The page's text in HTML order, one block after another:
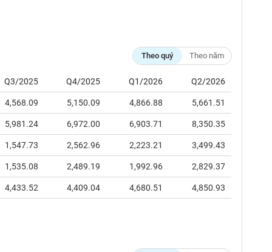
Theo quý Theo năm
Q3/2025 Q4/2025 Q1/2026 Q2/2026
4,568.09 5,150.09 4,866.88 5,661.51
5,981.24 6,972.00 6,903.71 8,350.35
1,547.73 2,562.96 2,223.21 3,499.43
1,535.08 2,489.19 1,992.96 2,829.37
4,433.52 4,409.04 4,680.51 4,850.93